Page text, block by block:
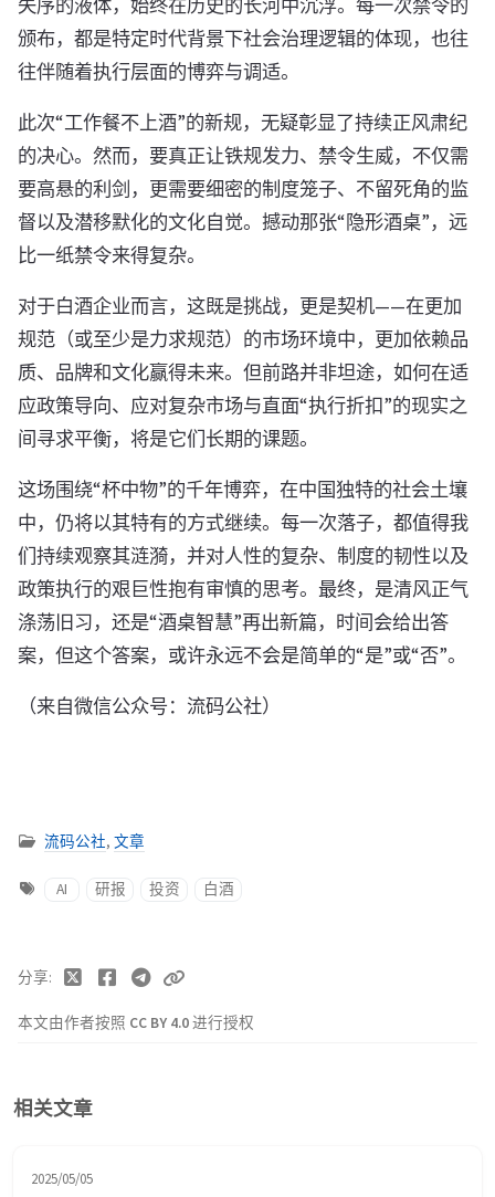
失序的液体，始终在历史的长河中沉浮。每一次禁令的
颁布，都是特定时代背景下社会治理逻辑的体现，也往
往伴随着执行层面的博弈与调适。
此次“工作餐不上酒”的新规，无疑彰显了持续正风肃纪
的决心。然而，要真正让铁规发力、禁令生威，不仅需
要高悬的利剑，更需要细密的制度笼子、不留死角的监
督以及潜移默化的文化自觉。撼动那张“隐形酒桌”，远
比一纸禁令来得复杂。
对于白酒企业而言，这既是挑战，更是契机——在更加
规范（或至少是力求规范）的市场环境中，更加依赖品
质、品牌和文化赢得未来。但前路并非坦途，如何在适
应政策导向、应对复杂市场与直面“执行折扣”的现实之
间寻求平衡，将是它们长期的课题。
这场围绕“杯中物”的千年博弈，在中国独特的社会土壤
中，仍将以其特有的方式继续。每一次落子，都值得我
们持续观察其涟漪，并对人性的复杂、制度的韧性以及
政策执行的艰巨性抱有审慎的思考。最终，是清风正气
涤荡旧习，还是“酒桌智慧”再出新篇，时间会给出答
案，但这个答案，或许永远不会是简单的“是”或“否”。
（来自微信公众号：流码公社）
流码公社, 文章
AI 研报 投资 白酒
本文由作者按照 CC BY 4.0进行授权
分享
相关文章
2025/05/05